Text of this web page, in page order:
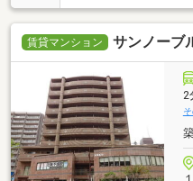
賃貸マンション サンノーブ
2